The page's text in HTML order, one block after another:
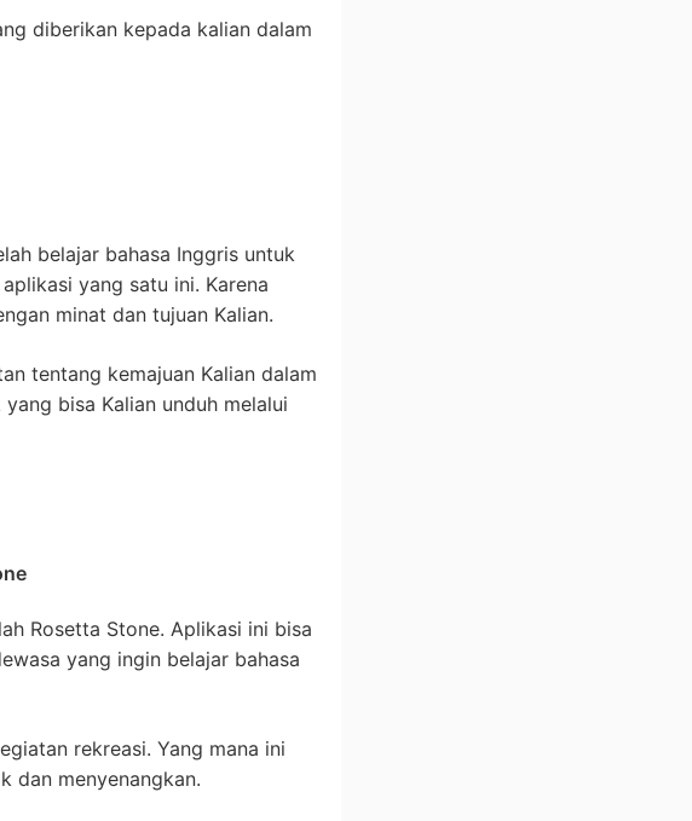
diberikan kepada kalian dalam
belajar bahasa Inggris untuk
yang satu ini. Karena
minat dan tujuan Kalian.
tentang kemajuan Kalian dalam
bisa Kalian unduh melalui
Rosetta Stone. Aplikasi ini bisa
yang ingin belajar bahasa
rekreasi. Yang mana ini
dan menyenangkan.